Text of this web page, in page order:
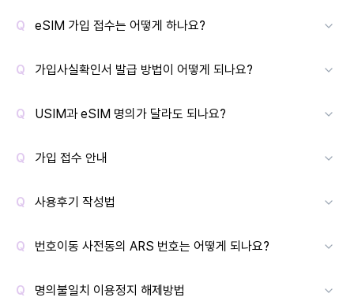
eSIM 가입 접수는 어떻게 하나요?
가입사실확인서 발급 방법이 어떻게 되나요?
USIM과 eSIM 명의가 달라도 되나요?
가입 접수 안내
사용후기 작성법
번호이동 사전동의 ARS 번호는 어떻게 되나요?
명의불일치 이용정지 해제방법